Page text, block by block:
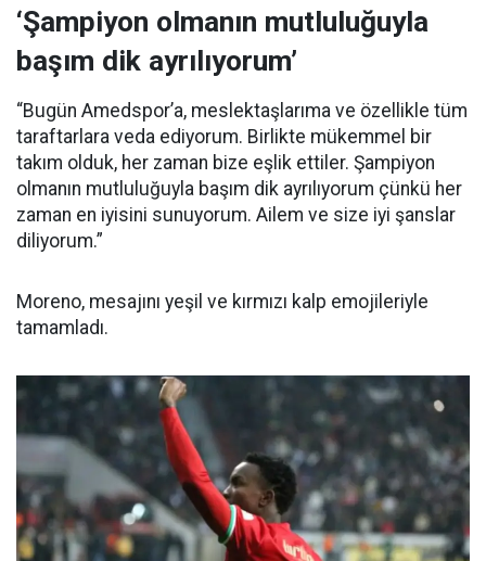
‘Şampiyon olmanın mutluluğuyla
başım dik ayrılıyorum’
“Bugün Amedspor’a, meslektaşlarıma ve özellikle tüm
taraftarlara veda ediyorum. Birlikte mükemmel bir
takım olduk, her zaman bize eşlik ettiler. Şampiyon
olmanın mutluluğuyla başım dik ayrılıyorum çünkü her
zaman en iyisini sunuyorum. Ailem ve size iyi şanslar
diliyorum.”
Moreno, mesajını yeşil ve kırmızı kalp emojileriyle
tamamladı.